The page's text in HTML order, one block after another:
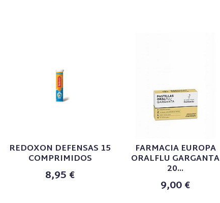
REDOXON DEFENSAS 15
COMPRIMIDOS
8,95 €
FARMACIA EUROPA
ORALFLU GARGANTA
20...
9,00 €